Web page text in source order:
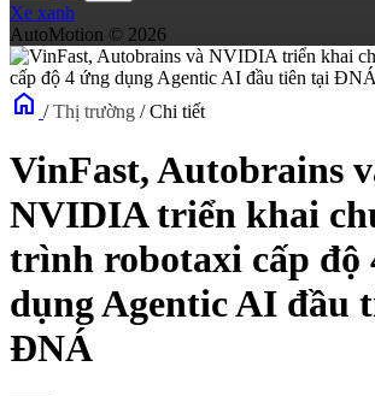
Xe xanh
AutoMotion © 2026
home / Thị trường / Chi tiết
VinFast, Autobrains
NVIDIA triển khai
trình robotaxi cấp độ
dụng Agentic AI đầu
ĐNÁ